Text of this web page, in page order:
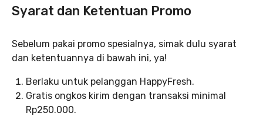
Syarat dan Ketentuan Promo
Sebelum pakai promo spesialnya, simak dulu syarat
dan ketentuannya di bawah ini, ya!
Berlaku untuk pelanggan HappyFresh.
Gratis ongkos kirim dengan transaksi minimal
Rp250.000.